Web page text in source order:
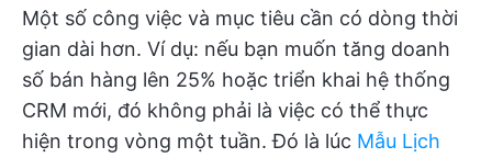
Một số công việc và mục tiêu cần có dòng thời
gian dài hơn. Ví dụ: nếu bạn muốn tăng doanh
số bán hàng lên 25% hoặc triển khai hệ thống
CRM mới, đó không phải là việc có thể thực
hiện trong vòng một tuần. Đó là lúc Mẫu Lịch